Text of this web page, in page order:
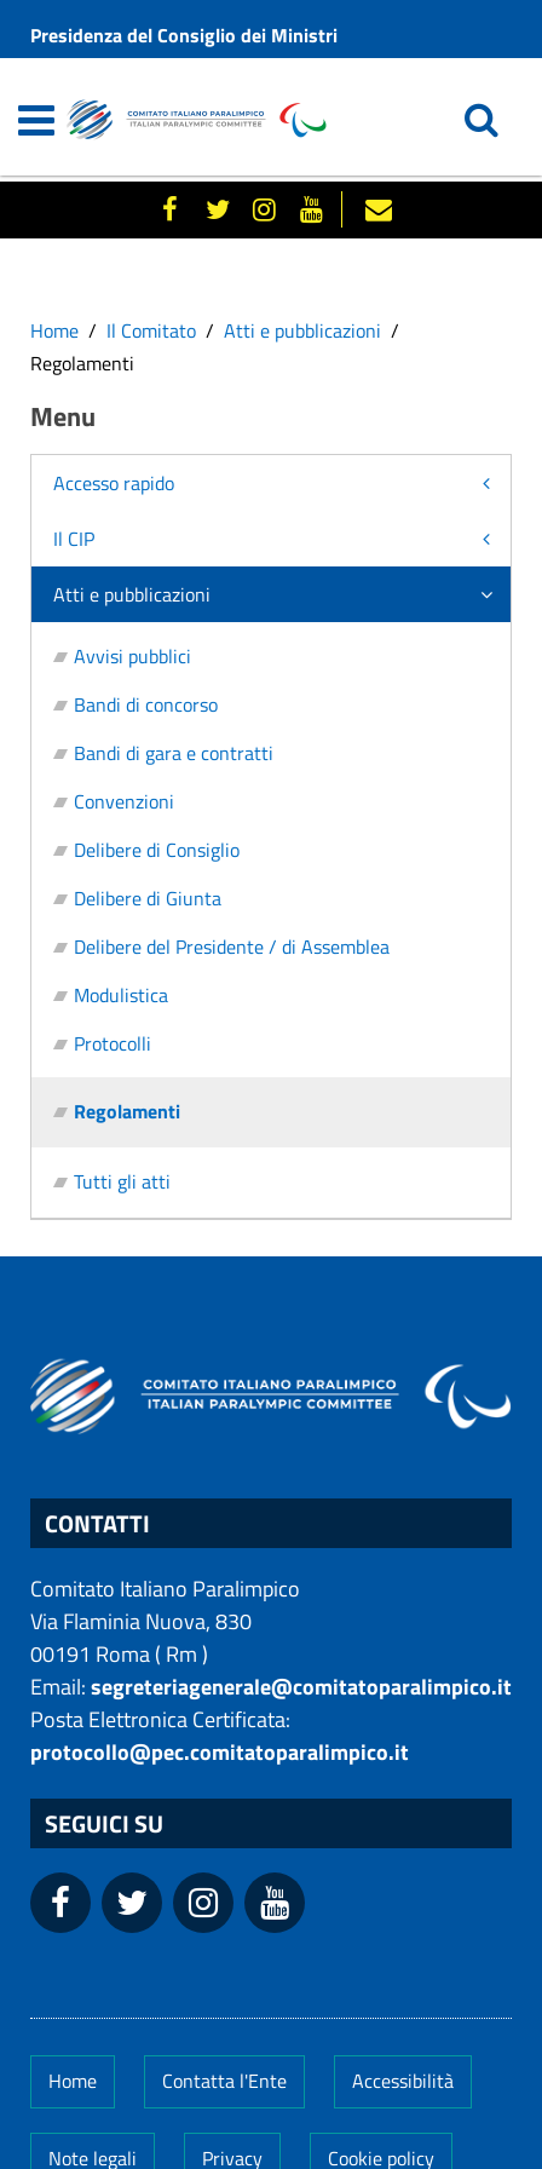
Presidenza del Consiglio dei Ministri
Home Il Comitato
Atti e pubblicazioni
Regolamenti
Menu
Accesso rapido
Il CIP
Atti e pubblicazioni
Avvisi pubblici
Bandi di concorso
Bandi di gara e contratti
Convenzioni
Delibere di Consiglio
Delibere di Giunta
Delibere del Presidente / di Assemblea
Modulistica
Protocolli
Regolamenti
Tutti gli atti
CONTATTI
Comitato Italiano Paralimpico
Via Flaminia Nuova, 830
00191 Roma( Rm)
Email:segreteriagenerale@comitatoparalimpico.it
Posta Elettronica Certificata:
protocollo@pec.comitatoparalimpico.it
SEGUICI SU
Home Contatta l'Ente Accessibilità
Note legali Privacy Cookie policy